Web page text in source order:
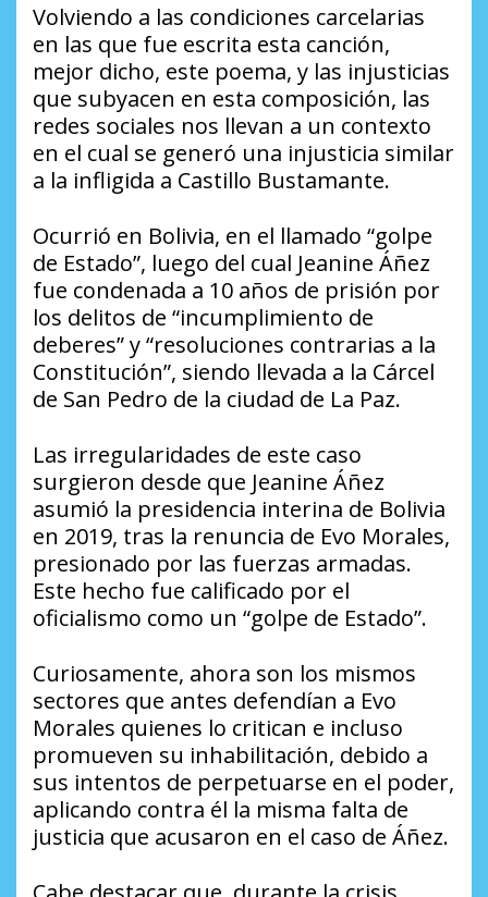
Volviendo a las condiciones carcelarias
en las que fue escrita esta canción,
mejor dicho, este poema, y las injusticias
que subyacen en esta composición, las
redes sociales nos llevan a un contexto
en el cual se generó una injusticia similar
a la infligida a Castillo Bustamante.
Ocurrió en Bolivia, en el llamado “golpe
de Estado”, luego del cual Jeanine Áñez
fue condenada a 10 años de prisión por
los delitos de “incumplimiento de
deberes” y “resoluciones contrarias a la
Constitución”, siendo llevada a la Cárcel
de San Pedro de la ciudad de La Paz.
Las irregularidades de este caso
surgieron desde que Jeanine Áñez
asumió la presidencia interina de Bolivia
en 2019, tras la renuncia de Evo Morales,
presionado por las fuerzas armadas.
Este hecho fue calificado por el
oficialismo como un “golpe de Estado”.
Curiosamente, ahora son los mismos
sectores que antes defendían a Evo
Morales quienes lo critican e incluso
promueven su inhabilitación, debido a
sus intentos de perpetuarse en el poder,
aplicando contra él la misma falta de
justicia que acusaron en el caso de Áñez.